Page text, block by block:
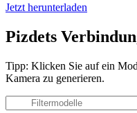
Jetzt herunterladen
Pizdets
Tipp: Klicken Sie auf ein
Kamera zu generieren.